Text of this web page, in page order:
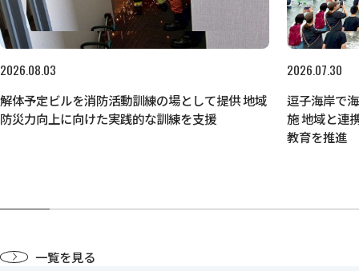
2026.08.03
解体予定ビルを消防活動訓練の場として提供 地域
防災力向上に向けた実践的な訓練を支援
2026.07.30
逗子海岸で
施 地域と連
教育を推進
一覧を見る